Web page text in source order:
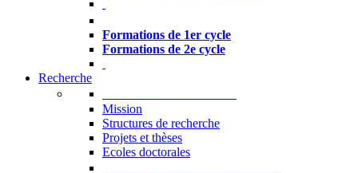
Formations de 1er cycle
Formations de 2e cycle
Recherche
Mission
Structures de recherche
Projets et thèses
Ecoles doctorales